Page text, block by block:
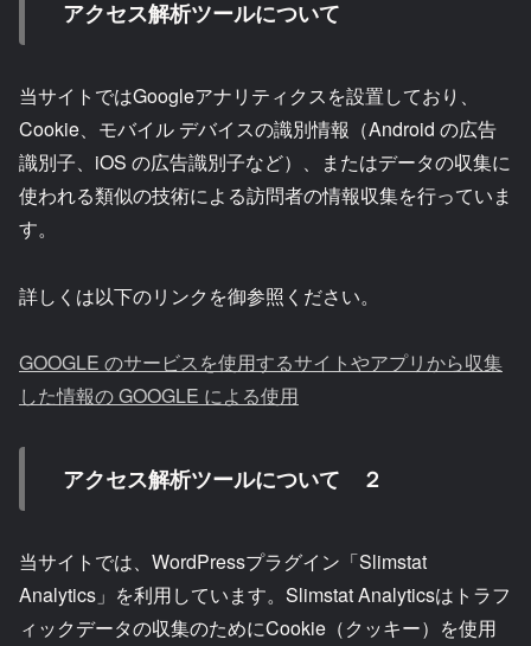
アクセス解析ツールについて
当サイトではGoogleアナリティクスを設置しており、
Cookie、モバイル デバイスの識別情報（Android の広告
識別子、iOS の広告識別子など）、またはデータの収集に
使われる類似の技術による訪問者の情報収集を行っていま
す。
詳しくは以下のリンクを御参照ください。
GOOGLE のサービスを使用するサイトやアプリから収集
した情報の GOOGLE による使用
アクセス解析ツールについて ２
当サイトでは、WordPressプラグイン「Slimstat
Analytics」を利用しています。Slimstat Analyticsはトラフ
ィックデータの収集のためにCookie（クッキー）を使用